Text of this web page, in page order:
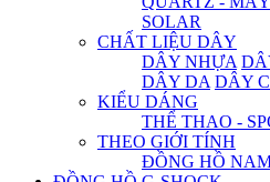
SOLAR
CHẤT LIỆU DÂY
DÂY NHỰA
DÂY DA DÂY
KIỂU DÁNG
THỂ THAO -
THEO GIỚI TÍNH
ĐỒNG HỒ